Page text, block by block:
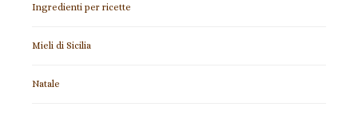
Ingredienti per ricette
Mieli di Sicilia
Natale